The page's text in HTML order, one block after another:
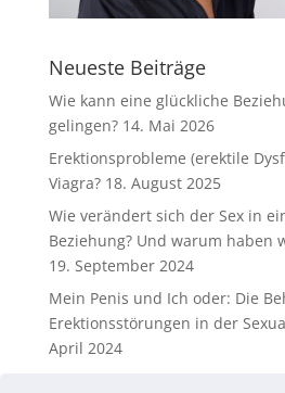
Neueste Beiträge
Wie kann eine glückliche
gelingen? 14. Mai 2026
Erektionsprobleme (erektile
Viagra? 18. August 2025
Wie verändert sich der Sex in
Beziehung? Und warum haben
19. September 2024
Mein Penis und Ich oder: Die
Erektionsstörungen in der
April 2024